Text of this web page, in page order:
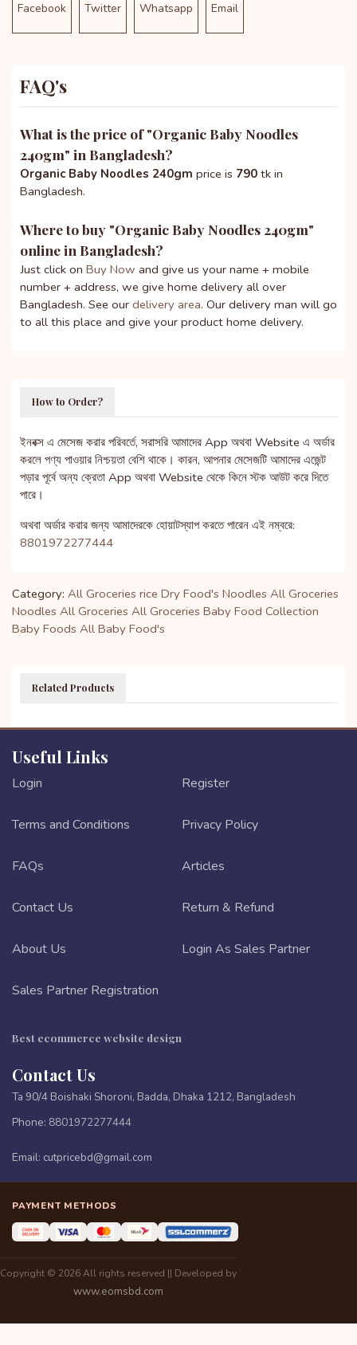
Facebook Twitter Whatsapp Email
FAQ's
What is the price of "Organic Baby Noodles
240gm" in Bangladesh?
Organic Baby Noodles 240gm price is 790 tk in
Bangladesh.
Where to buy "Organic Baby Noodles 240gm"
online in Bangladesh?
Just click on Buy Now and give us your name + mobile
number + address, we give home delivery all over
Bangladesh. See our delivery area. Our delivery man will go
to all this place and give your product home delivery.
How to Order?
ইনবক্স এ মেসেজ করার পরিবর্তে, সরাসরি আমাদের App অথবা Website এ অর্ডার
করলে পণ্য পাওয়ার নিশ্চয়তা বেশি থাকে। কারন, আপনার মেসেজটি আমাদের এজেন্ট
পড়ার পূর্বে অন্য ক্রেতা App অথবা Website থেকে কিনে স্টক আউট করে দিতে
পারে।
অথবা অর্ডার করার জন্য আমাদেরকে হোয়াটস্যাপ করতে পারেন এই নম্বরে:
8801972277444
Category: All Groceries rice Dry Food's Noodles All Groceries
Noodles All Groceries All Groceries Baby Food Collection
Baby Foods All Baby Food's
Related Products
Useful Links
Login Register
Terms and Conditions Privacy Policy
FAQs Articles
Contact Us Return & Refund
About Us Login As Sales Partner
Sales Partner Registration
Best ecommerce website design
Contact Us
Ta 90/4 Boishaki Shoroni, Badda, Dhaka 1212, Bangladesh
Phone: 8801972277444
Email: cutpricebd@gmail.com
PAYMENT METHODS
Copyright © 2026 All rights reserved || Developed by
www.eomsbd.com